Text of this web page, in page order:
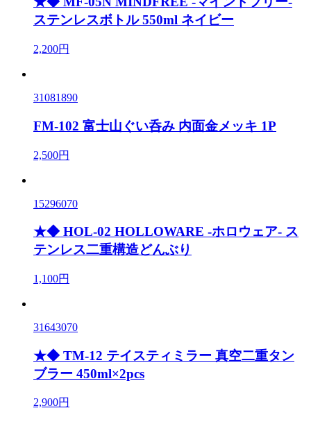
ステンレスボトル 550ml ネイビー
2,200円
31081890
FM-102 富士山ぐい呑み 内面金メッキ 1P
2,500円
15296070
★◆ HOL-02 HOLLOWARE -ホロウェア- ス
テンレス二重構造どんぶり
1,100円
31643070
★◆ TM-12 テイスティミラー 真空二重タン
ブラー 450ml×2pcs
2,900円